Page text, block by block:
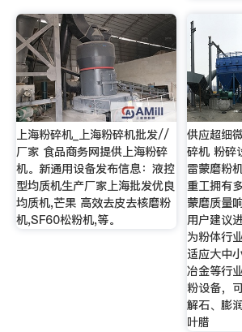
上海粉碎机_上海粉碎机批发//
厂家 食品商务网提供上海粉碎
机。新通用设备发布信息：液控
型均质机生产厂家上海批发优良
均质机,芒果 高效去皮去核磨粉
机,SF60松粉机,等。
供应超细
碎机 粉碎
雷蒙磨粉
重工拥有
蒙磨质量
用户建议
为粉体行
适应大中
冶金等行
粉设备，
解石、膨
叶腊